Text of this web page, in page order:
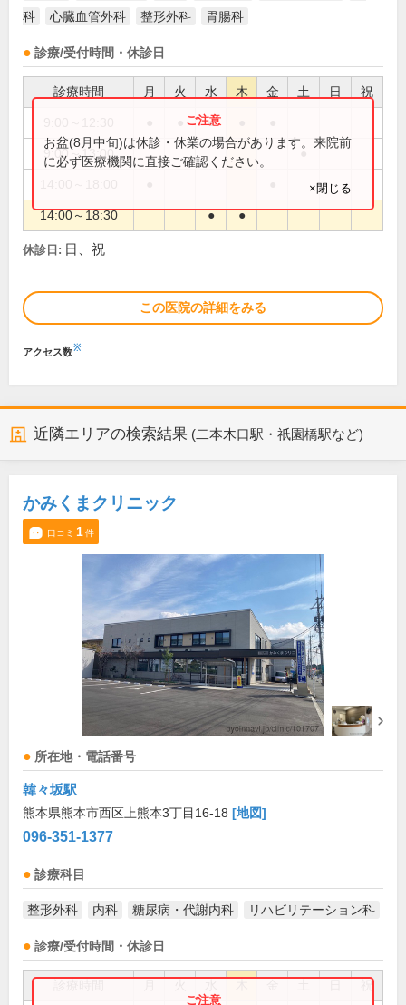
科
心臓血管外科 整形外科 胃腸科
診療/受付時間・休診日
診療時間 月 火 水 木 金 土 日 祝
●
9:00～13:00 ●
14:00～18:30 ● ●
お盆(8月中旬)は休診・休業の場合があります。来院前
に必ず医療機関に直接ご確認ください。
×閉じる
休診日: 日、祝
この医院の詳細をみる
アクセス数※
近隣エリアの検索結果 (二本木口駅・祇園橋駅など)
かみくまクリニック
口コミ 1件
所在地・電話番号
韓々坂駅
熊本県熊本市西区上熊本3丁目16-18 [地図]
096-351-1377
診療科目
整形外科 内科 糖尿病・代謝内科 リハビリテーション科
診療/受付時間・休診日
祝